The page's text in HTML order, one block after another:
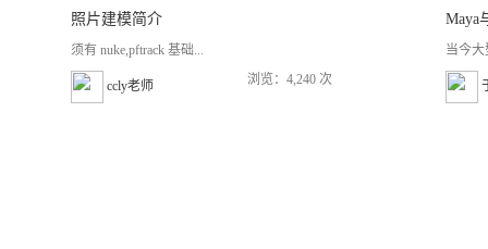
照片建模简介
须有 nuke,pftrack 基础...
ccly老师 浏览：4,240 次
当今